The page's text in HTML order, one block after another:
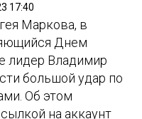
17:40
Маркова, в
Днем
лидер Владимир
большой удар по
Об этом
на аккаунт